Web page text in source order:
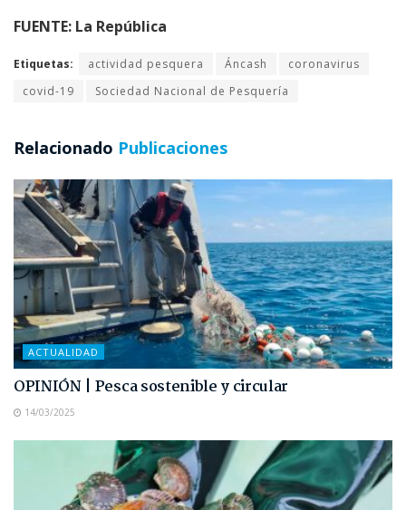
FUENTE: La República
Etiquetas: actividad pesquera Áncash
coronavirus
covid-19
Sociedad Nacional de Pesquería
Relacionado Publicaciones
ACTUALIDAD
OPINIÓN | Pesca sostenible y circular
14/03/2025